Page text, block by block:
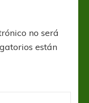
no será
están